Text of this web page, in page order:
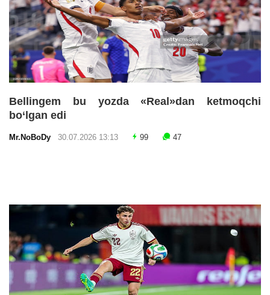
Bellingem bu yozda «Real»dan ketmoqchi
bo‘lgan edi
Mr.NoBoDy 30.07.2026 13:13 99 47